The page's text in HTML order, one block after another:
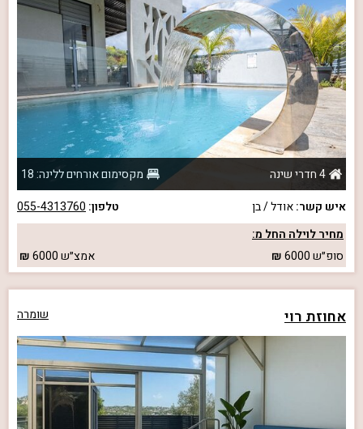
4 חדרי שינה
מקסימום אורחים ללינה: 18
איש קשר:אודל / בן טלפון: 055-4313760
מחיר לוילה החל מ:
סופ״ש6000 אמצ״ש6000
אחוזת רוי שומרה